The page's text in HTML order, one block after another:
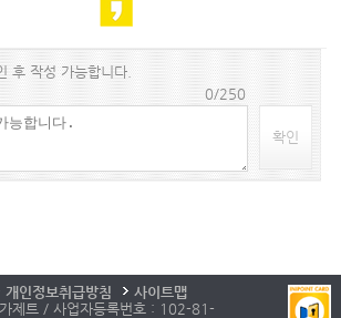
후 작성 가능합니다.
0/250
확인
개인정보취급방침
사이트맵
제트 / 사업자등록번호 : 102-81-